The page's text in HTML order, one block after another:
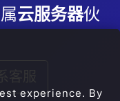
云服务器伙
experience. By